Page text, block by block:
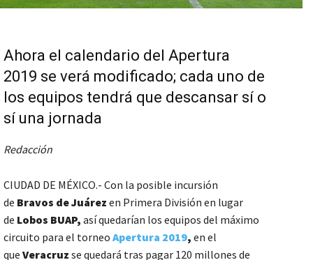
Ahora el calendario del Apertura
2019 se verá modificado; cada uno de
los equipos tendrá que descansar sí o
sí una jornada
Redacción
CIUDAD DE MÉXICO.- Con la posible incursión
de Bravos de Juárez en Primera División en lugar
de Lobos BUAP, así quedarían los equipos del máximo
circuito para el torneo Apertura 2019, en el
que Veracruz se quedará tras pagar 120 millones de